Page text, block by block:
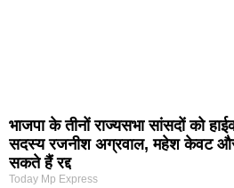
भाजपा के तीनों राज्यसभा सांसदों को
सदस्य रजनीश अग्रवाल, महेश केवट
सकते हैं रद्द
Today Mp Express